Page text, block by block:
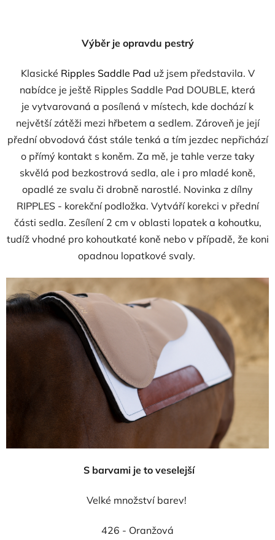
Výběr je opravdu pestrý
Klasické Ripples Saddle Pad už jsem představila. V
nabídce je ještě Ripples Saddle Pad DOUBLE, která
je vytvarovaná a posílená v místech, kde dochází k
největší zátěži mezi hřbetem a sedlem. Zároveň je její
přední obvodová část stále tenká a tím jezdec nepřichází
o přímý kontakt s koněm. Za mě, je tahle verze taky
skvělá pod bezkostrová sedla, ale i pro mladé koně,
opadlé ze svalu či drobně narostlé. Novinka z dílny
RIPPLES - korekční podložka. Vytváří korekci v přední
části sedla. Zesílení 2 cm v oblasti lopatek a kohoutku,
tudíž vhodné pro kohoutkaté koně nebo v případě, že koni
opadnou lopatkové svaly.
S barvami je to veselejší
Velké množství barev!
426 - Oranžová